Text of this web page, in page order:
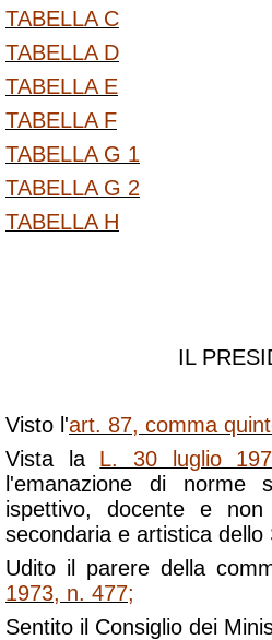
TABELLA C
TABELLA D
TABELLA E
TABELLA F
TABELLA G 1
TABELLA G 2
TABELLA H
IL
Visto l'art. 87, comma
Vista la L. 30 luglio
l'emanazione di norme
ispettivo, docente e
secondaria e artistica dello
Udito il parere della
1973, n. 477;
Sentito il Consiglio dei